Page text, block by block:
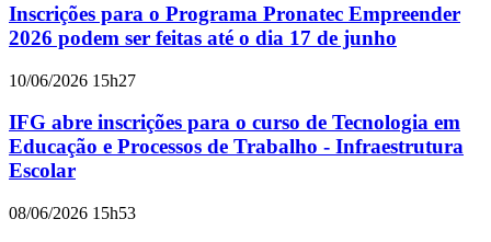
Inscrições para o Programa Pronatec Empreender
2026 podem ser feitas até o dia 17 de junho
10/06/2026 15h27
IFG abre inscrições para o curso de Tecnologia em
Educação e Processos de Trabalho - Infraestrutura
Escolar
08/06/2026 15h53